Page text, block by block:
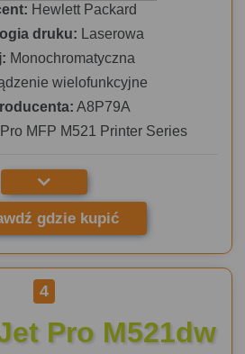
Hewlett Packard
druku: Laserowa
Monochromatyczna
wielofunkcyjne
A8P79A
MFP M521 Printer Series
gdzie kupić
4
Pro M521dw